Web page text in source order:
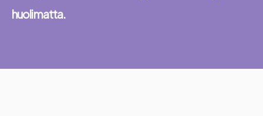
huolimatta.